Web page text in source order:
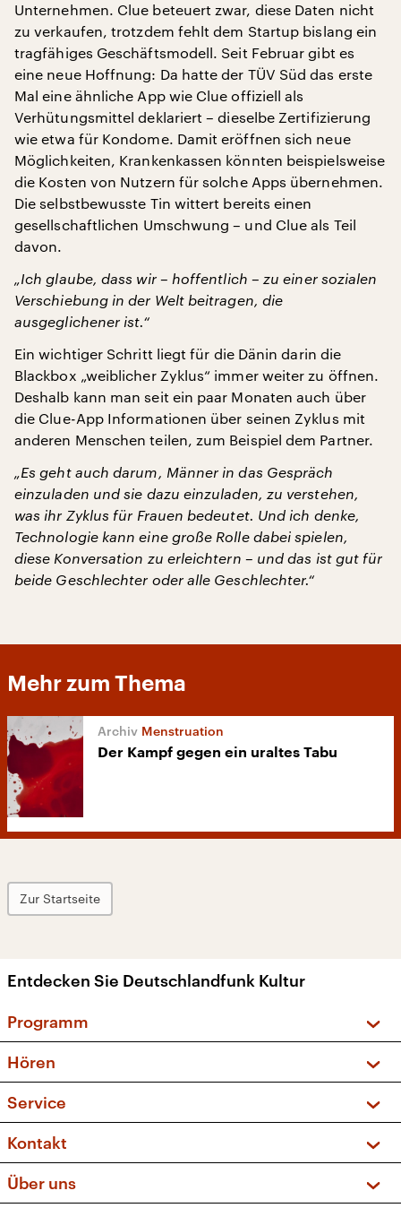
Unternehmen. Clue beteuert zwar, diese Daten nicht
zu verkaufen, trotzdem fehlt dem Startup bislang ein
tragfähiges Geschäftsmodell. Seit Februar gibt es
eine neue Hoffnung: Da hatte der TÜV Süd das erste
Mal eine ähnliche App wie Clue offiziell als
Verhütungsmittel deklariert – dieselbe Zertifizierung
wie etwa für Kondome. Damit eröffnen sich neue
Möglichkeiten, Krankenkassen könnten beispielsweise
die Kosten von Nutzern für solche Apps übernehmen.
Die selbstbewusste Tin wittert bereits einen
gesellschaftlichen Umschwung – und Clue als Teil
davon.
„Ich glaube, dass wir – hoffentlich – zu einer sozialen
Verschiebung in der Welt beitragen, die
ausgeglichener ist.“
Ein wichtiger Schritt liegt für die Dänin darin die
Blackbox „weiblicher Zyklus“ immer weiter zu öffnen.
Deshalb kann man seit ein paar Monaten auch über
die Clue-App Informationen über seinen Zyklus mit
anderen Menschen teilen, zum Beispiel dem Partner.
„Es geht auch darum, Männer in das Gespräch
einzuladen und sie dazu einzuladen, zu verstehen,
was ihr Zyklus für Frauen bedeutet. Und ich denke,
Technologie kann eine große Rolle dabei spielen,
diese Konversation zu erleichtern – und das ist gut für
beide Geschlechter oder alle Geschlechter.“
Mehr zum Thema
Menstruation
Der Kampf gegen ein uraltes Tabu
Zur Startseite
Entdecken Sie Deutschlandfunk Kultur
Programm
Sendungen und Podcasts
Musikliste
Kakadu – Das Kinderprogramm
Hören
Frequenzen (UKW + DAB+)
Service
FAQ
Apps
Newsletter
Kontakt
Über uns